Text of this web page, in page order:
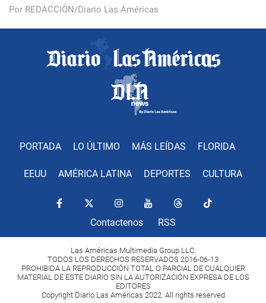
Por REDACCIÓN/Diario Las Américas
PORTADA LO ÚLTIMO MÁS LEÍDAS FLORIDA
EEUU AMÉRICA LATINA DEPORTES CULTURA
Contactenos RSS
Las Américas Multimedia Group LLC.
TODOS LOS DERECHOS RESERVADOS 2016-06-13
PROHIBIDA LA REPRODUCCIÓN TOTAL O PARCIAL DE CUALQUIER
MATERIAL DE ESTE DIARIO SIN LA AUTORIZACIÓN EXPRESA DE LOS
EDITORES
Copyright Diario Las Américas 2022. All rights reserved